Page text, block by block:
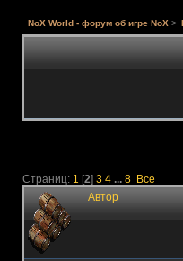
NoX World - форум об игре NoX >
Страниц: 1 [2] 3 4 ... 8 Все
Автор